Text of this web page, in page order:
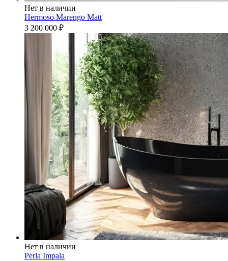
Нет в наличии
Hermoso Marengo Matt
3 200 000 ₽
Нет в наличии
Perla Impala